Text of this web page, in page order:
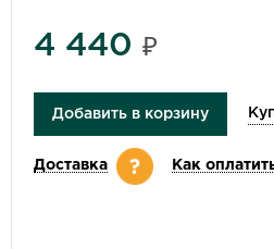
4 440 ₽
Добавить в корзину
Доставка Как